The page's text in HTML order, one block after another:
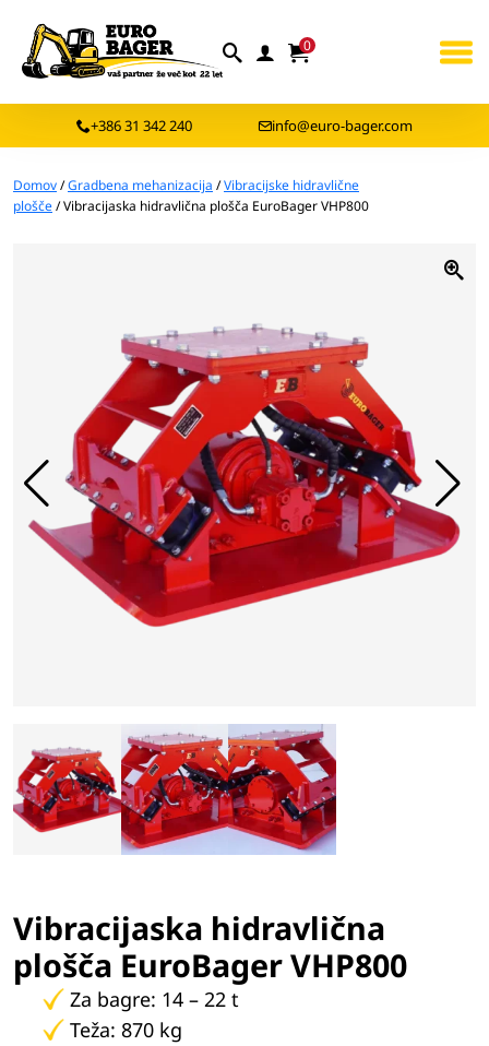
0
+386 31 342 240 info@euro-bager.com
Domov/Gradbena mehanizacija /Vibracijske hidravlične
plošče/ Vibracijaska hidravlična plošča EuroBager VHP800
Vibracijaska hidravlična
plošča EuroBager VHP800
Za bagre: 14 – 22 t
Teža: 870 kg